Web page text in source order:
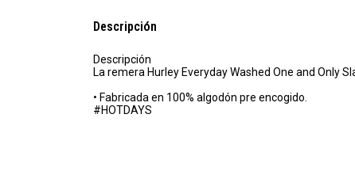
Descripción
Descripción
La remera Hurley Everyday Washed One and Only
• Fabricada en 100% algodón pre encogido.
#HOTDAYS